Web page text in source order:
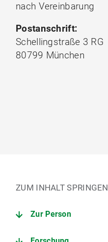
nach Vereinbarung
Postanschrift:
Schellingstraße 3 RG
80799 München
ZUM INHALT SPRINGEN
Zur Person